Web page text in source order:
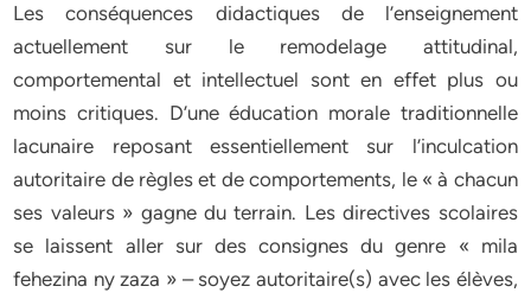
Les conséquences didactiques de l’enseignement
actuellement sur le remodelage attitudinal,
comportemental et intellectuel sont en effet plus ou
moins critiques. D’une éducation morale traditionnelle
lacunaire reposant essentiellement sur l’inculcation
autoritaire de règles et de comportements, le « à chacun
ses valeurs » gagne du terrain. Les directives scolaires
se laissent aller sur des consignes du genre « mila
fehezina ny zaza » – soyez autoritaire(s) avec les élèves,